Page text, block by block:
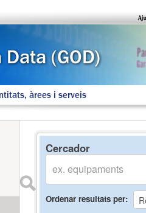
àrees i serveis
Cercador
Ordenar resultats per